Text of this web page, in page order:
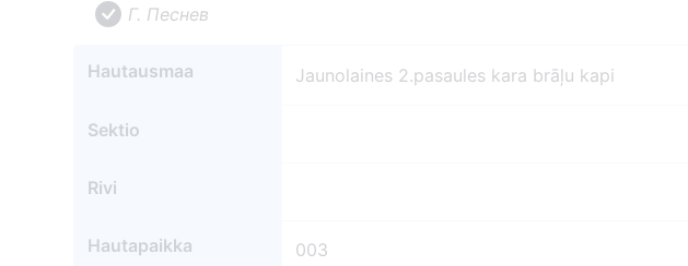
Г. Песнев
Hautausmaa Jaunolaines 2.pasaules kara brāļu kapi
Sektio
Rivi
Hautapaikka 003